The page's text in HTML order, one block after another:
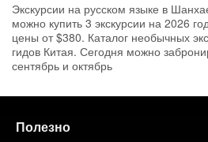
Экскурсии на русском языке в
можно купить 3 экскурсии на 2026
цены от $380. Каталог необычных
гидов Китая. Сегодня можно
сентябрь и октябрь
Полезно